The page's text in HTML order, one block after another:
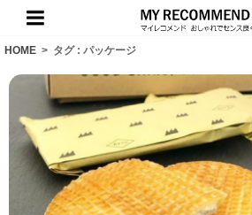
HOME > タグ : パッケージ